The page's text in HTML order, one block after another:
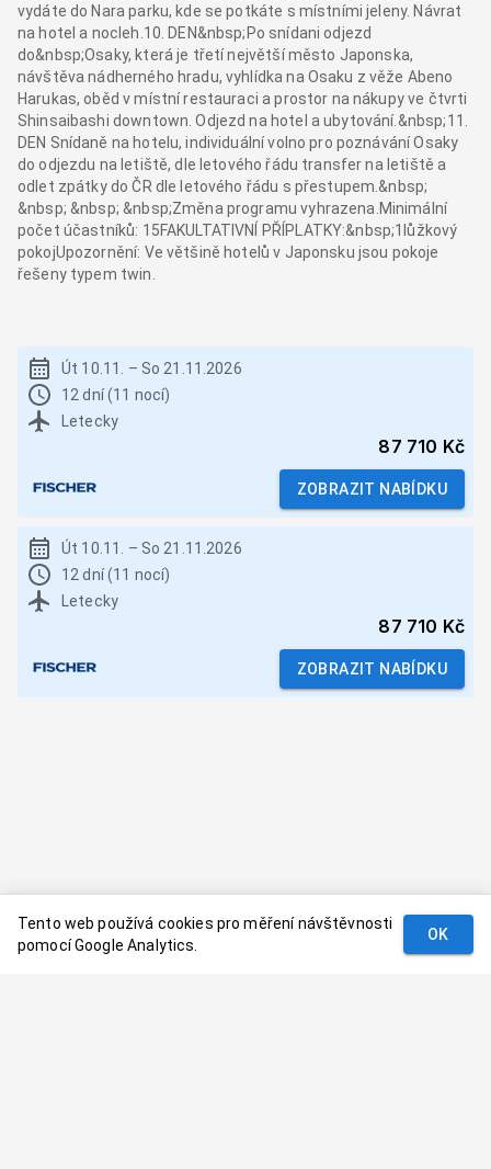
vydáte do Nara parku, kde se potkáte s místními jeleny. Návrat
na hotel a nocleh.10. DEN&nbsp;Po snídani odjezd
do&nbsp;Osaky, která je třetí největší město Japonska,
návštěva nádherného hradu, vyhlídka na Osaku z věže Abeno
Harukas, oběd v místní restauraci a prostor na nákupy ve čtvrti
Shinsaibashi downtown. Odjezd na hotel a ubytování.&nbsp;11.
DEN Snídaně na hotelu, individuální volno pro poznávání Osaky
do odjezdu na letiště, dle letového řádu transfer na letiště a
odlet zpátky do ČR dle letového řádu s přestupem.&nbsp;
&nbsp; &nbsp; &nbsp;Změna programu vyhrazena.Minimální
počet účastníků: 15FAKULTATIVNÍ PŘÍPLATKY:&nbsp;1lůžkový
pokojUpozornění: Ve většině hotelů v Japonsku jsou pokoje
řešeny typem twin.
Út 10.11. – So 21.11.2026
12 dní (11 nocí)
Letecky
87 710 Kč
ZOBRAZIT NABÍDKU
Út 10.11. – So 21.11.2026
12 dní (11 nocí)
Letecky
87 710 Kč
ZOBRAZIT NABÍDKU
Tento web používá cookies pro měření návštěvnosti
pomocí Google Analytics.
OK